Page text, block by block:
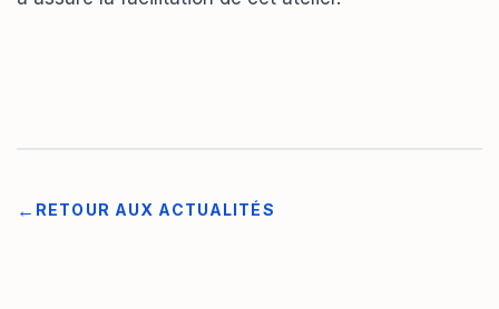
RETOUR AUX ACTUALITÉS